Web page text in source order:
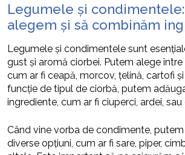
Legumele și
alegem și să combinăm
Legumele și condimentele sunt
gust și aromă ciorbei. Putem alege între
cum ar fi ceapă, morcov, țelină, cartofi
funcție de tipul de ciorbă, putem
ingrediente, cum ar fi ciuperci, ardei,
Când vine vorba de condimente,
diverse opțiuni, cum ar fi sare, piper,